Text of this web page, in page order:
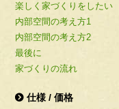
楽しく家づくりをしたい
内部空間の考え方1
内部空間の考え方2
最後に
家づくりの流れ
仕様 / 価格